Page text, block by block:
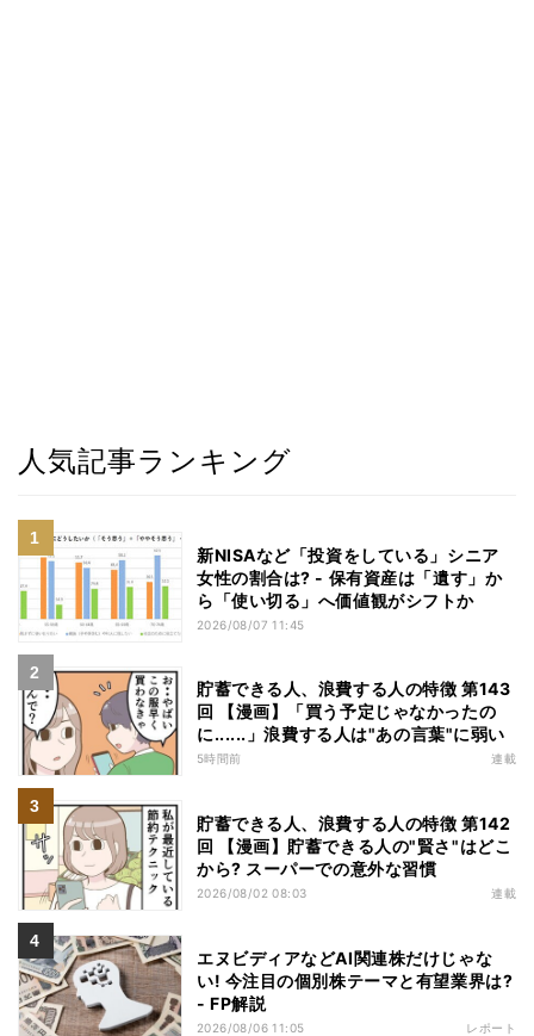
人気記事ランキング
新NISAなど「投資をしている」シニア
女性の割合は? - 保有資産は「遺す」か
ら「使い切る」へ価値観がシフトか
2026/08/07 11:45
貯蓄できる人、浪費する人の特徴 第143
回 【漫画】「買う予定じゃなかったの
に......」浪費する人は"あの言葉"に弱い
5時間前 連載
貯蓄できる人、浪費する人の特徴 第142
回 【漫画】貯蓄できる人の"賢さ"はどこ
から? スーパーでの意外な習慣
2026/08/02 08:03 連載
エヌビディアなどAI関連株だけじゃな
い! 今注目の個別株テーマと有望業界は?
- FP解説
2026/08/06 11:05 レポート